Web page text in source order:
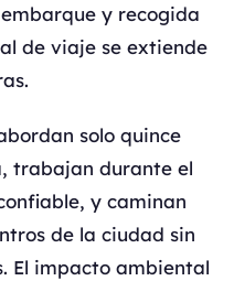
y recogida
de viaje se extiende
solo quince
trabajan durante el
y caminan
de la ciudad sin
El impacto ambiental